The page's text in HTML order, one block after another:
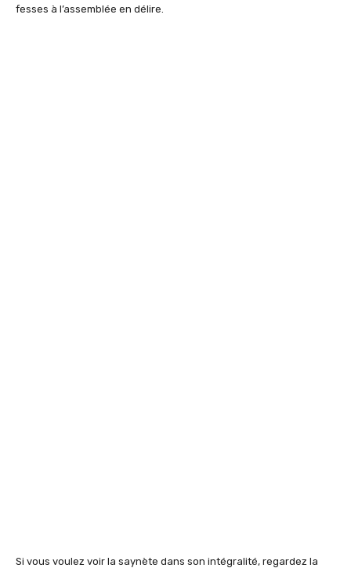
fesses à l’assemblée en délire.
Si vous voulez voir la saynète dans son intégralité, regardez la